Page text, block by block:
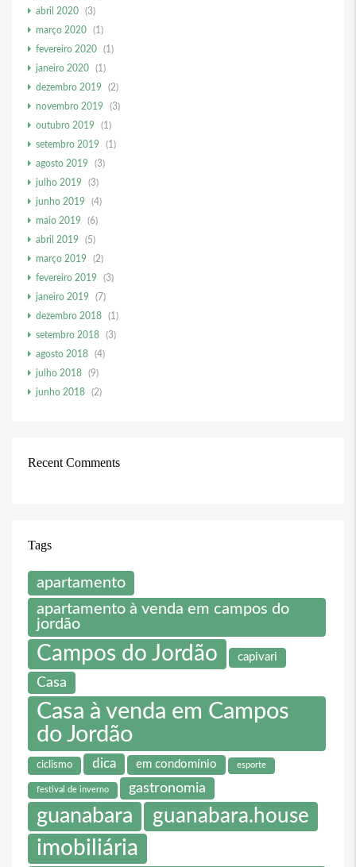
abril 2020
(3)
março 2020
(1)
fevereiro 2020
(1)
janeiro 2020
(1)
dezembro 2019
(2)
novembro 2019
(3)
outubro 2019
(1)
setembro 2019
(1)
agosto 2019
(3)
julho 2019
(3)
junho 2019
(4)
maio 2019
(6)
abril 2019
(5)
março 2019
(2)
fevereiro 2019
(3)
janeiro 2019
(7)
dezembro 2018
(1)
setembro 2018
(3)
agosto 2018
(4)
julho 2018
(9)
junho 2018
(2)
Recent Comments
Tags
apartamento
apartamento à venda em campos do
jordão
Campos do Jordão capivari
Casa
Casa à venda em Campos
do Jordão
ciclismo dica em condomínio esporte
festival de inverno gastronomia
guanabara guanabara.house
imobiliária